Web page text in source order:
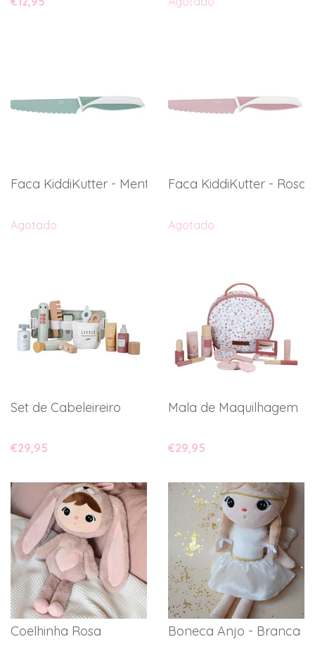
Faca KiddiKutter - Menta
Agotado
Faca KiddiKutter - Rosa
Agotado
Set de Cabeleireiro
€29,95
Mala de Maquilhagem
€29,95
Coelhinha Rosa Boneca Anjo - Branca